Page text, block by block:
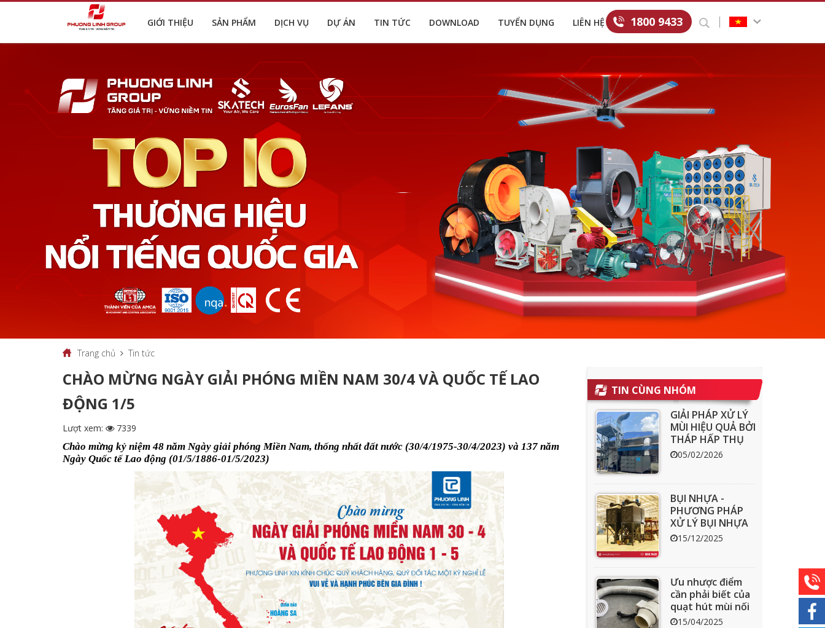
GIỚI THIỆU SẢN PHẨM DỊCH VỤ DỰ ÁN TIN TỨC DOWNLOAD TUYỂN DỤNG LIÊN HỆ 1800 9433
Trang chủ Tin tức
CHÀO MỪNG NGÀY GIẢI PHÓNG MIỀN NAM 30/4 VÀ QUỐC TẾ LAO
ĐỘNG 1/5
Lượt xem:
7339
Chào mừng kỷ niệm 48 năm Ngày giải phóng Miền Nam, thống nhất đất nước (30/4/1975-30/4/2023) và 137 năm
Ngày Quốc tế Lao động (01/5/1886-01/5/2023)
TIN CÙNG NHÓM
GIẢI PHÁP XỬ LÝ
MÙI HIỆU QUẢ BỞI
THÁP HẤP THỤ
THAN HOẠT
05/02/2026
BỤI NHỰA -
PHƯƠNG PHÁP
XỬ LÝ BỤI NHỰA
HIỆU QUẢ
15/12/2025
Ưu nhược điểm
cần phải biết của
quạt hút mùi nối
ống15/04/2025